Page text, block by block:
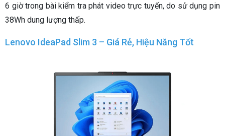
6 giờ trong bài kiểm tra phát video trực tuyến, do sử dụng pin
38Wh dung lượng thấp.
Lenovo IdeaPad Slim 3 – Giá Rẻ, Hiệu Năng Tốt